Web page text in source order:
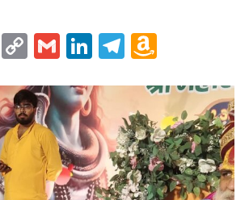
WhatsApp
CopyGmailLinkedIn
Telegram
List